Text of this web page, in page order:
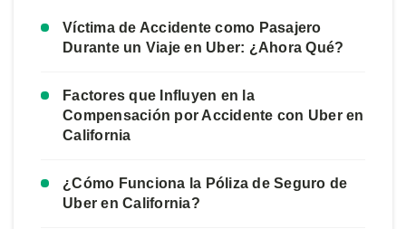
Víctima de Accidente como Pasajero
Durante un Viaje en Uber: ¿Ahora Qué?
Factores que Influyen en la
Compensación por Accidente con Uber en
California
¿Cómo Funciona la Póliza de Seguro de
Uber en California?